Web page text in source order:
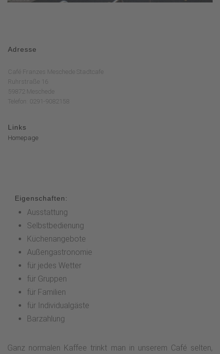
Adresse
Café Franzes Meschede Stadtcafe
Ruhrstraße 16
59872 Meschede
Telefon: 0291-9082158
Links
Homepage
Eigenschaften:
Ausstattung
Selbstbedienung
Küchenangebote
Außengastronomie
für jedes Wetter
für Gruppen
für Familien
für Individualgäste
Barzahlung
Ganz normalen Kaffee trinkt man in unserem Café selten,